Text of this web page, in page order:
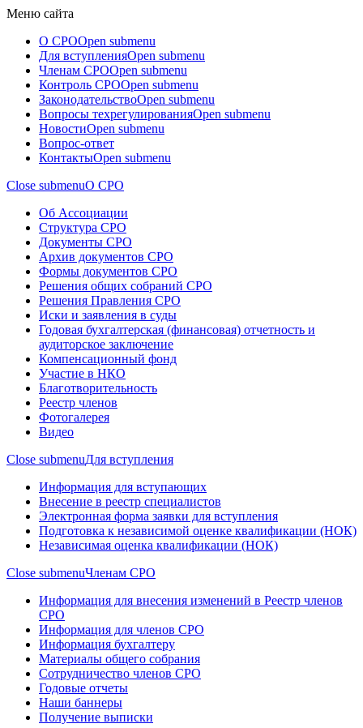
Меню сайта
О СРОOpen submenu
Для вступленияOpen submenu
Членам СРОOpen submenu
Контроль СРОOpen submenu
ЗаконодательствоOpen submenu
Вопросы техрегулированияOpen submenu
НовостиOpen submenu
Вопрос-ответ
КонтактыOpen submenu
Close submenuО СРО
Об Ассоциации
Структура СРО
Документы СРО
Архив документов СРО
Формы документов СРО
Решения общих собраний СРО
Решения Правления СРО
Иски и заявления в суды
Годовая бухгалтерская (финансовая) отчетность и
аудиторское заключение
Компенсационный фонд
Участие в НКО
Благотворительность
Реестр членов
Фотогалерея
Видео
Close submenuДля вступления
Информация для вступающих
Внесение в реестр специалистов
Электронная форма заявки для вступления
Подготовка к независимой оценке квалификации (НОК)
Независимая оценка квалификации (НОК)
Close submenuЧленам СРО
Информация для внесения изменений в Реестр членов
СРО
Информация для членов СРО
Информация бухгалтеру
Материалы общего собрания
Сотрудничество членов СРО
Годовые отчеты
Наши баннеры
Получение выписки